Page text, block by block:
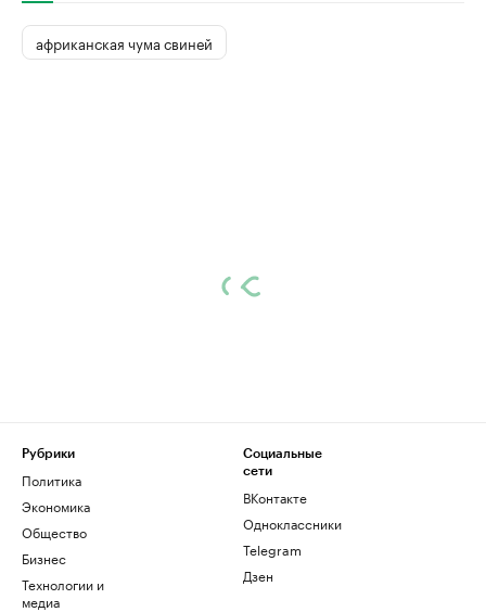
африканская чума свиней
Рубрики
Политика
Экономика
Общество
Бизнес
Технологии и
медиа
Социальные
сети
ВКонтакте
Одноклассники
Telegram
Дзен